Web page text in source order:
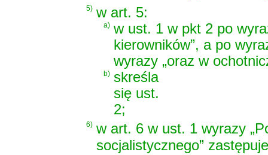
5) w art. 5:
a) w ust. 1 w pkt 2 po
kierowników”, a po
wyrazy „oraz w
b) skreśla
się ust.
2;
6) w art. 6 w ust. 1 wyrazy
socjalistycznego”